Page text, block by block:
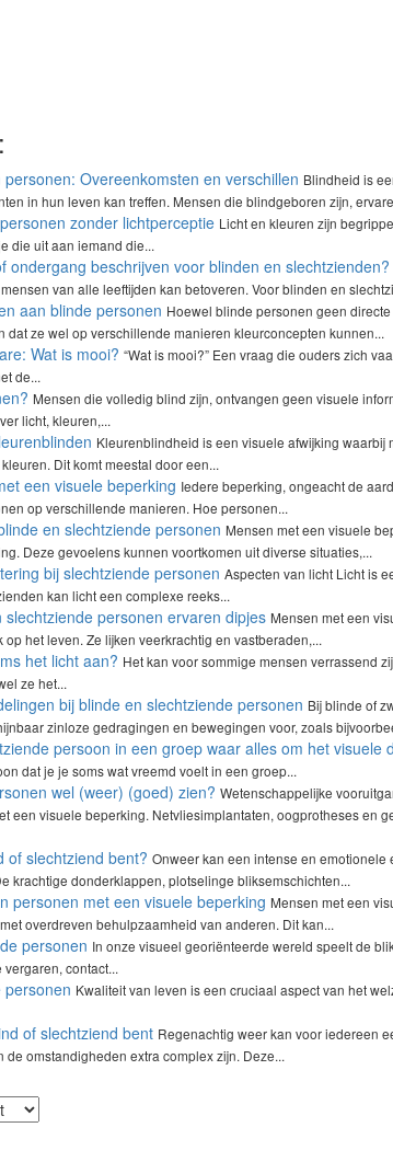
Overeenkomsten en verschillen Blindheid is
in hun leven kan treffen. Mensen die blindgeboren zijn,
zonder lichtperceptie Licht en kleuren zijn
die uit aan iemand die...
ondergang beschrijven voor blinden en slechtzienden?
van alle leeftijden kan betoveren. Voor blinden en
aan blinde personen Hoewel blinde personen geen
dat ze wel op verschillende manieren kleurconcepten kunnen...
Wat is mooi? “Wat is mooi?” Een vraag die ouders zich
de...
Mensen die volledig blind zijn, ontvangen geen visuele
licht, kleuren,...
Kleurenblindheid is een visuele afwijking waarbij
Dit komt meestal door een...
een visuele beperking Iedere beperking, ongeacht de
op verschillende manieren. Hoe personen...
en slechtziende personen Mensen met een visuele
Deze gevoelens kunnen voortkomen uit diverse situaties,...
bij slechtziende personen Aspecten van licht Licht is
kan licht een complexe reeks...
personen ervaren dipjes Mensen met een
het leven. Ze lijken veerkrachtig en vastberaden,...
het licht aan? Het kan voor sommige mensen verrassend
ze het...
bij blinde en slechtziende personen Bij blinde of
zinloze gedragingen en bewegingen voor, zoals
persoon in een groep waar alles om het visuele
dat je je soms wat vreemd voelt in een groep...
wel (weer) (goed) zien? Wetenschappelijke
een visuele beperking. Netvliesimplantaten, oogprotheses en
of slechtziend bent? Onweer kan een intense en emotionele
krachtige donderklappen, plotselinge bliksemschichten...
personen met een visuele beperking Mensen met een
overdreven behulpzaamheid van anderen. Dit kan...
personen In onze visueel georiënteerde wereld speelt de
contact...
personen Kwaliteit van leven is een cruciaal aspect van het
of slechtziend bent Regenachtig weer kan voor iedereen
omstandigheden extra complex zijn. Deze...